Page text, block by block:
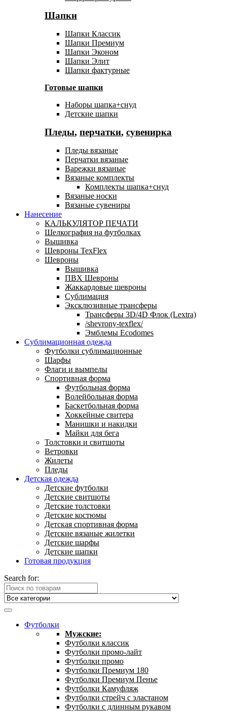
Шапки
Шапки Классик
Шапки Премиум
Шапки Эконом
Шапки Элит
Шапки фактурные
Готовые шапки
Наборы шапка+снуд
Детские шапки
Пледы, перчатки, сувенирка
Пледы вязаные
Перчатки вязаные
Варежки вязаные
Вязаные комплекты
Комплекты шапка+снуд
Вязаные носки
Вязаные сувениры
Нанесение
КАЛЬКУЛЯТОР ПЕЧАТИ
Шелкография на футболках
Вышивка
Шевроны TexFlex
Шевроны
Вышивка
ПВХ Шевроны
Жаккардовые шевроны
Сублимация
Эксклюзивные трансферы
Трансферы 3D/4D Флок (Lextra)
/shevrony-texflex/
Эмблемы Ecodomes
Сублимационная одежда
Футболки сублимационные
Шарфы
Флаги и вымпелы
Спортивная форма
Футбольная форма
Волейбольная форма
Баскетбольная форма
Хоккейные свитера
Манишки и накидки
Майки для бега
Толстовки и свитшоты
Ветровки
Жилеты
Пледы
Детская одежда
Детские футболки
Детские свитшоты
Детские толстовки
Детские костюмы
Детская спортивная форма
Детские вязаные жилетки
Детские шарфы
Детские шапки
Готовая продукция
Search for:
Футболки
Мужские:
Футболки классик
Футболки промо-лайт
Футболки промо
Футболки Премиум 180
Футболки Премиум Пенье
Футболки Камуфляж
Футболки стрейч с эластаном
Футболки с длинным рукавом